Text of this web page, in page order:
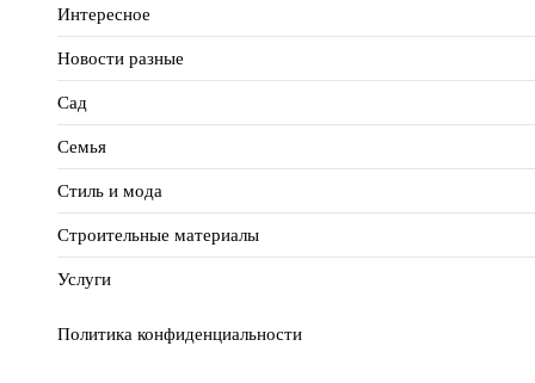
Интересное
Новости разные
Сад
Семья
Стиль и мода
Строительные материалы
Услуги
Политика конфиденциальности